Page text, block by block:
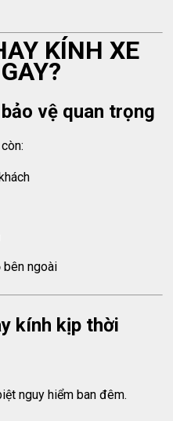
KÍNH XE
vệ quan trọng
bên ngoài
kính kịp thời
nguy hiểm ban đêm.